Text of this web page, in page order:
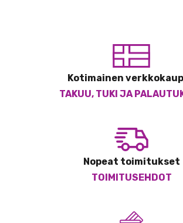
Kotimainen
TAKUU, TUKI JA
Nopeat toimitukset
TOIMITUSEHDOT